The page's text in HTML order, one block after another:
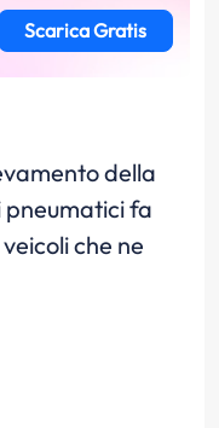
Scarica Gratis
della
pneumatici fa
che ne